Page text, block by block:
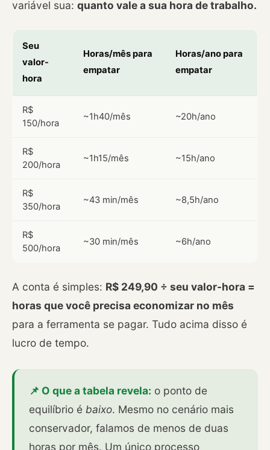
variável sua: quanto vale a sua hora de trabalho.
Seu
valor-
hora
Horas/mês para
empatar
Horas/ano para
empatar
R$
150/hora
~1h40/mês ~20h/ano
R$
200/hora
~1h15/mês ~15h/ano
R$
350/hora
~43 min/mês ~8,5h/ano
R$
500/hora
~30 min/mês ~6h/ano
A conta é simples: R$ 249,90 ÷ seu valor-hora =
horas que você precisa economizar no mês
para a ferramenta se pagar. Tudo acima disso é
lucro de tempo.
📌 O que a tabela revela: o ponto de
equilíbrio é baixo. Mesmo no cenário mais
conservador, falamos de menos de duas
horas por mês. Um único processo